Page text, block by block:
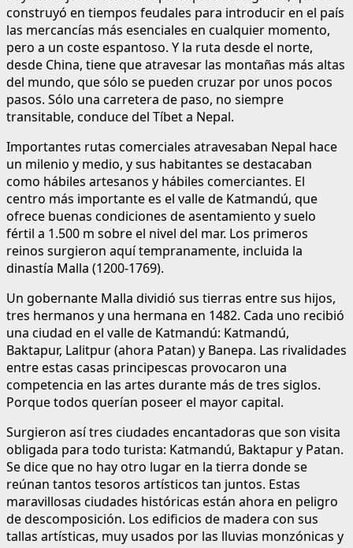
construyó en tiempos feudales para introducir en el país
las mercancías más esenciales en cualquier momento,
pero a un coste espantoso. Y la ruta desde el norte,
desde China, tiene que atravesar las montañas más altas
del mundo, que sólo se pueden cruzar por unos pocos
pasos. Sólo una carretera de paso, no siempre
transitable, conduce del Tíbet a Nepal.
Importantes rutas comerciales atravesaban Nepal hace
un milenio y medio, y sus habitantes se destacaban
como hábiles artesanos y hábiles comerciantes. El
centro más importante es el valle de Katmandú, que
ofrece buenas condiciones de asentamiento y suelo
fértil a 1.500 m sobre el nivel del mar. Los primeros
reinos surgieron aquí tempranamente, incluida la
dinastía Malla (1200-1769).
Un gobernante Malla dividió sus tierras entre sus hijos,
tres hermanos y una hermana en 1482. Cada uno recibió
una ciudad en el valle de Katmandú: Katmandú,
Baktapur, Lalitpur (ahora Patan) y Banepa. Las rivalidades
entre estas casas principescas provocaron una
competencia en las artes durante más de tres siglos.
Porque todos querían poseer el mayor capital.
Surgieron así tres ciudades encantadoras que son visita
obligada para todo turista: Katmandú, Baktapur y Patan.
Se dice que no hay otro lugar en la tierra donde se
reúnan tantos tesoros artísticos tan juntos. Estas
maravillosas ciudades históricas están ahora en peligro
de descomposición. Los edificios de madera con sus
tallas artísticas, muy usados por las lluvias monzónicas y